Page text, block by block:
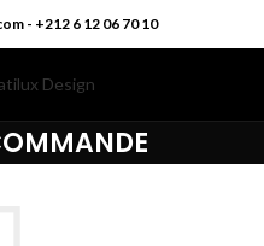
- +212 6 12 06 70 10